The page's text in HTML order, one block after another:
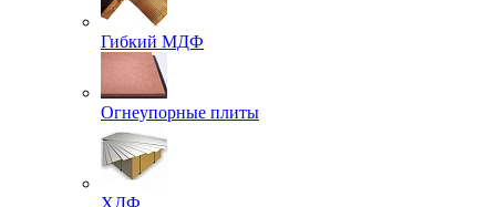
Гибкий МДФ
Огнеупорные плиты
ХДФ